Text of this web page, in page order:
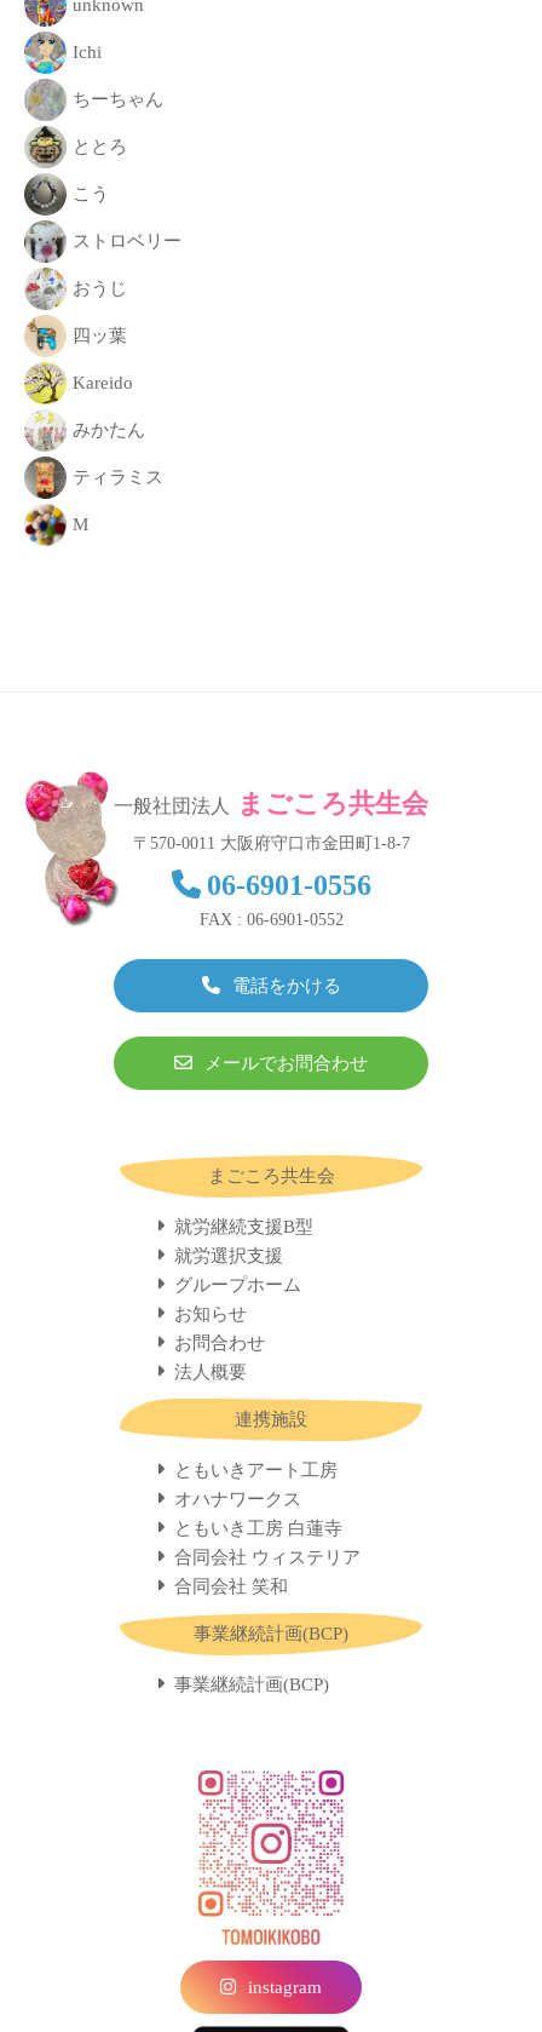
unknown
Ichi
ちーちゃん
ととろ
こう
ストロベリー
おうじ
四ッ葉
Kareido
みかたん
ティラミス
M
一般社団法人 まごころ共生会
〒570-0011 大阪府守口市金田町1-8-7
06-6901-0556
FAX : 06-6901-0552
電話をかける
メールでお問合わせ
まごころ共生会
就労継続支援B型
就労選択支援
グループホーム
お知らせ
お問合わせ
法人概要
連携施設
ともいきアート工房
オハナワークス
ともいき工房 白蓮寺
合同会社 ウィステリア
合同会社 笑和
事業継続計画(BCP)
事業継続計画(BCP)
instagram